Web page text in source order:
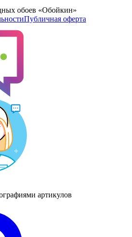
обоев «Обойкин»
Публичная оферта
артикулов